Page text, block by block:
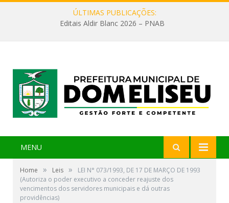
ÚLTIMAS PUBLICAÇÕES:
Editais Aldir Blanc 2026 – PNAB
MENU
Home » Leis »
LEI N° 073/1993, DE 17 DE MARÇO DE 1993
(Autoriza o poder executivo a conceder reajuste dos
vencimentos dos servidores municipais e dá outras
providências)